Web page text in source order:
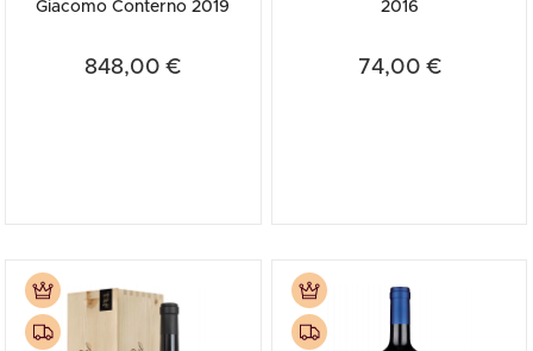
Giacomo Conterno 2019
848,00 €
2016
74,00 €